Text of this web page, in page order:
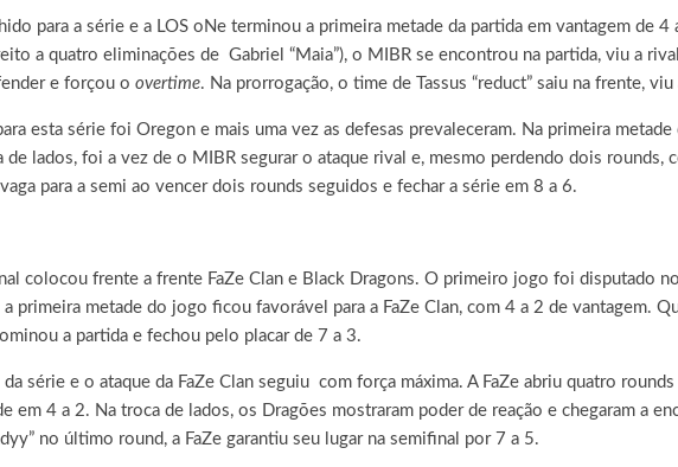
para a série e a LOS oNe terminou a primeira metade da partida em vantagem de
a quatro eliminações de Gabriel “Maia”), o MIBR se encontrou na partida, viu a
e forçou o overtime. Na prorrogação, o time de Tassus “reduct” saiu na frente,
esta série foi Oregon e mais uma vez as defesas prevaleceram. Na primeira metade
lados, foi a vez de o MIBR segurar o ataque rival e, mesmo perdendo dois rounds,
para a semi ao vencer dois rounds seguidos e fechar a série em 8 a 6.
colocou frente a frente FaZe Clan e Black Dragons. O primeiro jogo foi disputado
primeira metade do jogo ficou favorável para a FaZe Clan, com 4 a 2 de vantagem.
a partida e fechou pelo placar de 7 a 3.
série e o ataque da FaZe Clan seguiu com força máxima. A FaZe abriu quatro
em 4 a 2. Na troca de lados, os Dragões mostraram poder de reação e chegaram a
no último round, a FaZe garantiu seu lugar na semifinal por 7 a 5.